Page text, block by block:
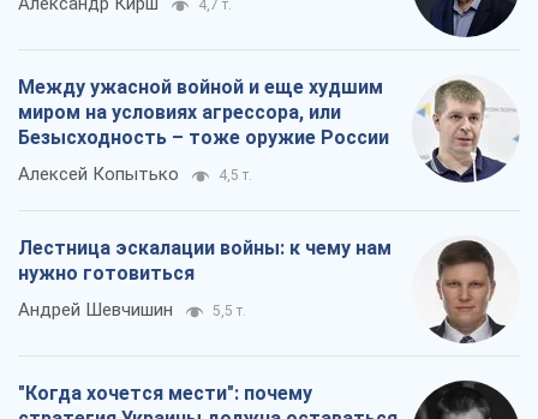
4,7 т.
Между ужасной войной и еще худшим
миром на условиях агрессора, или
Безысходность – тоже оружие России
Алексей Копытько 4,5 т.
Лестница эскалации войны: к чему нам
нужно готовиться
Андрей Шевчишин 5,5 т.
"Когда хочется мести": почему